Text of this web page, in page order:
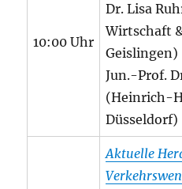
10:00 Uhr
Dr. Lisa
Wirtschaft
Geislingen)
Jun.-Prof.
(Heinrich-
Düsseldorf)
Aktuelle